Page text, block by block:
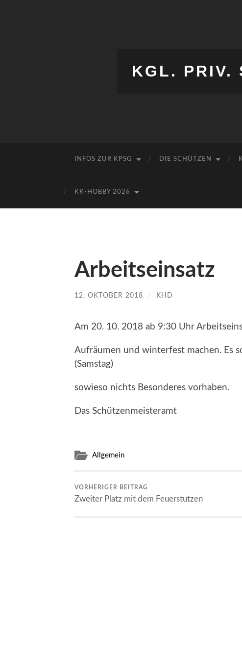
KGL. PRIV.
INFOS ZUR KPSG DIE SCHÜTZEN
KK-HOBBY 2026
Arbeitseinsatz
12. OKTOBER 2018 / KHD
Am 20. 10. 2018 ab 9:30 Uhr
Aufräumen und winterfest machen. Es
(Samstag)
sowieso nichts Besonderes vorhaben.
Das Schützenmeisteramt
Allgemein
VORHERIGER BEITRAG
Zweiter Platz mit dem Feuerstutzen